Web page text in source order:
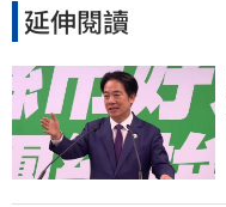
延伸閱讀